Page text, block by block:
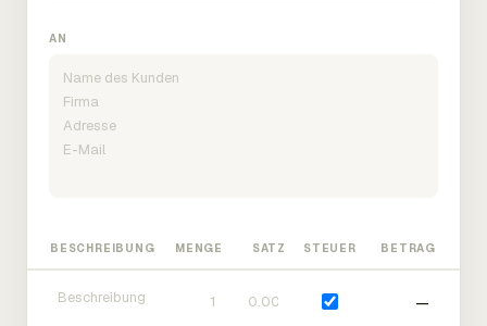
AN
BESCHREIBUNG MENGE SATZ STEUER BETRAG
—